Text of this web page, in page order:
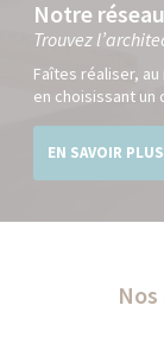
Notre
Trouvez
Faîtes réaliser,
en choisissant
EN SAVOIR